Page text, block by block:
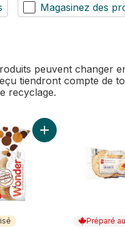
Magasinez des
peuvent changer
tiendront compte de
recyclage.
blancs - 6 au panier
Ajouter Muffins
Préparé